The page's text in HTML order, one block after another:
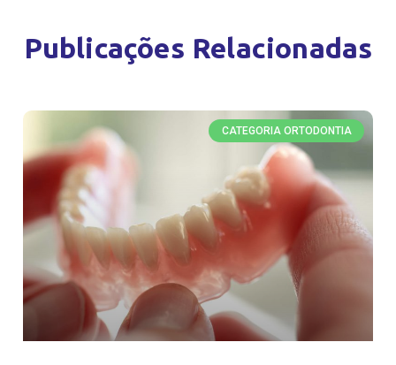
Publicações Relacionadas
CATEGORIA ORTODONTIA